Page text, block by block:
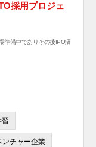
採用プロジェ
準備中でありその後IPO済
習
ンチャー企業